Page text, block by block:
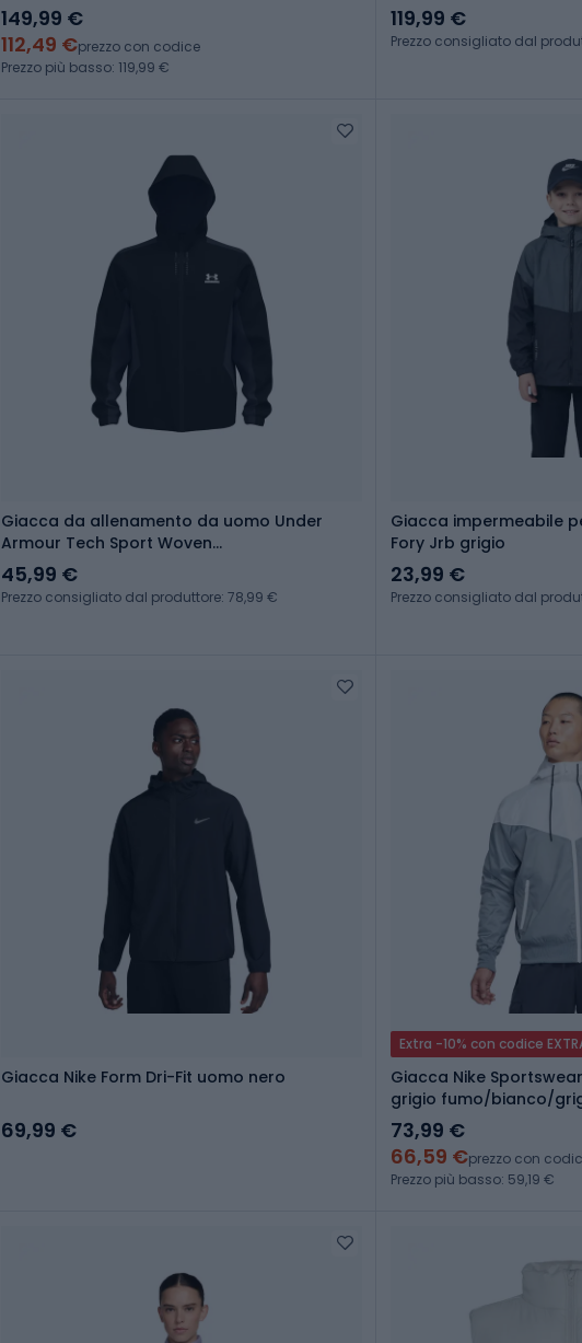
149,99 €
112,49 €prezzo con codice
Prezzo più basso: 119,99 €
119,99 €
Prezzo consigliato dal
Giacca da allenamento da uomo Under
Armour Tech Sport Woven
black/castlerock/white
45,99 €
Prezzo consigliato dal produttore: 78,99 €
Giacca impermeabile
Fory Jrb grigio
23,99 €
Prezzo consigliato dal
Giacca Nike Form Dri-Fit uomo nero
69,99 €
Extra -10% con codice
Giacca Nike
grigio fumo/bianco/
73,99 €
66,59 €prezzo con
Prezzo più basso: 59,19 €